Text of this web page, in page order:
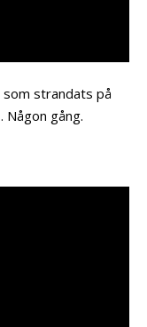
strandats på
Någon gång.